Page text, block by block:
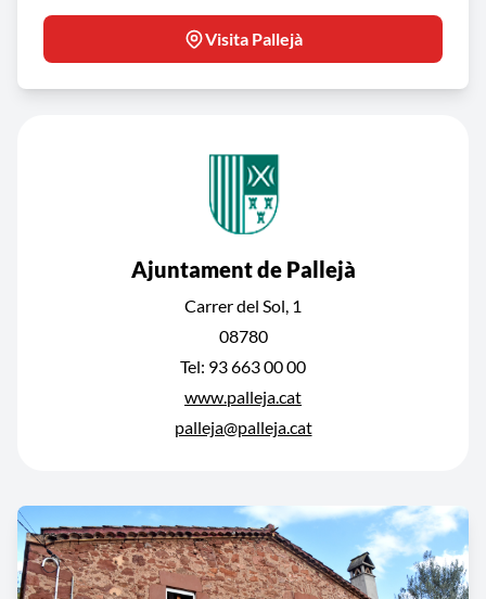
Visita Pallejà
Ajuntament de Pallejà
Carrer del Sol, 1
08780
Tel: 93 663 00 00
www.palleja.cat
palleja@palleja.cat